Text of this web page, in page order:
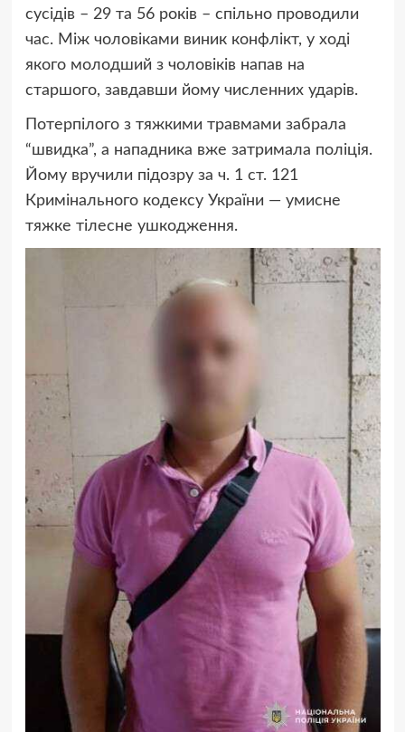
сусідів – 29 та 56 років – спільно проводили
час. Між чоловіками виник конфлікт, у ході
якого молодший з чоловіків напав на
старшого, завдавши йому численних ударів.
Потерпілого з тяжкими травмами забрала
“швидка”, а нападника вже затримала поліція.
Йому вручили підозру за ч. 1 ст. 121
Кримінального кодексу України — умисне
тяжке тілесне ушкодження.